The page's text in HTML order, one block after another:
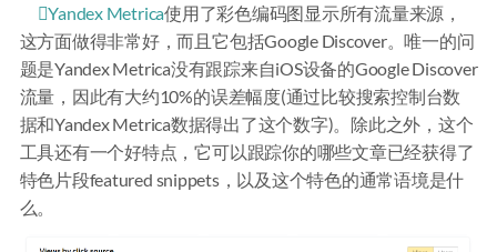
Yandex Metrica使用了彩色编码图显示所有流量来源，
这方面做得非常好，而且它包括Google Discover。唯一的问
题是Yandex Metrica没有跟踪来自iOS设备的Google Discover
流量，因此有大约10%的误差幅度(通过比较搜索控制台数
据和Yandex Metrica数据得出了这个数字)。除此之外，这个
工具还有一个好特点，它可以跟踪你的哪些文章已经获得了
特色片段featured snippets，以及这个特色的通常语境是什
么。